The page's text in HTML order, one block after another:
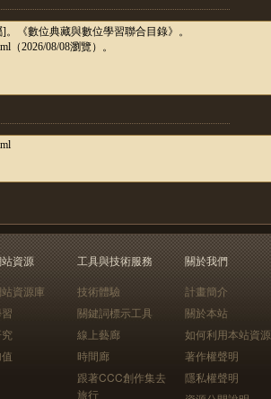
資源
資源庫
工具與技術服務
技術體驗
關鍵詞標示工具
線上藝廊
時間廊
跟著CCC創作集去
旅行
關於我們
計畫簡介
關於本站
如何利用本站資源
著作權聲明
隱私權聲明